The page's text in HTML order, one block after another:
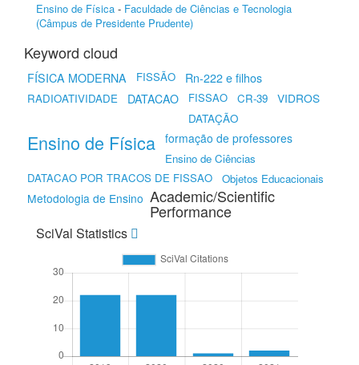
Ensino de Física - Faculdade de Ciências e Tecnologia
(Câmpus de Presidente Prudente)
Keyword cloud
FÍSICA MODERNA FISSÃO Rn-222 e filhos
RADIOATIVIDADE DATACAO FISSAO CR-39 VIDROS
DATAÇÃO
Ensino de Física formação de professores
Ensino de Ciências
DATACAO POR TRACOS DE FISSAO
Objetos Educacionais
Metodologia de Ensino Academic/Scientific
Performance
SciVal Statistics